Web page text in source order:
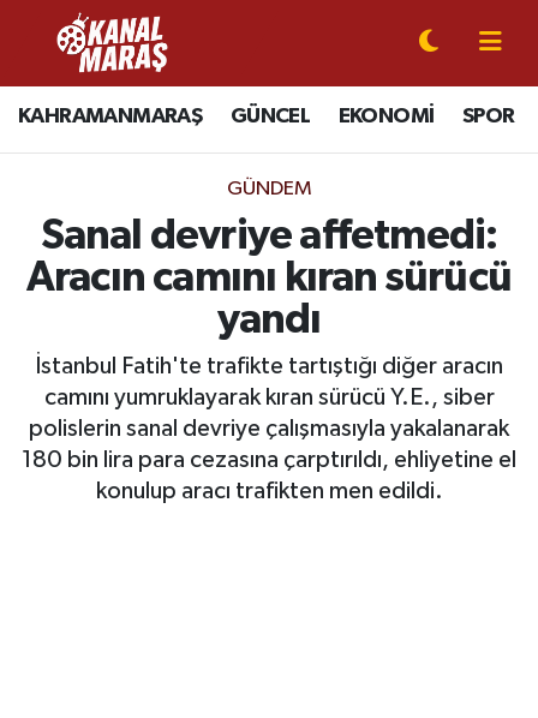
KAHRAMANMARAŞ GÜNCEL EKONOMİ SPOR
GÜNDEM
Sanal devriye affetmedi:
Aracın camını kıran sürücü
yandı
İstanbul Fatih'te trafikte tartıştığı diğer aracın
camını yumruklayarak kıran sürücü Y.E., siber
polislerin sanal devriye çalışmasıyla yakalanarak
180 bin lira para cezasına çarptırıldı, ehliyetine el
konulup aracı trafikten men edildi.
CANLI YAYIN
KAHRAMANMARAŞ
SPOR
EKONOMİ
GÜNDEM
Kahramanmaraş Nöbetçi Eczaneler
Kahramanmaraş Hava Durumu
Kahramanmaraş Namaz Vakitleri
Kahramanmaraş Trafik Yoğunluk Haritası
Süper Lig Puan Durumu ve Fikstür
Tüm Manşetler
Son Dakika Haberleri